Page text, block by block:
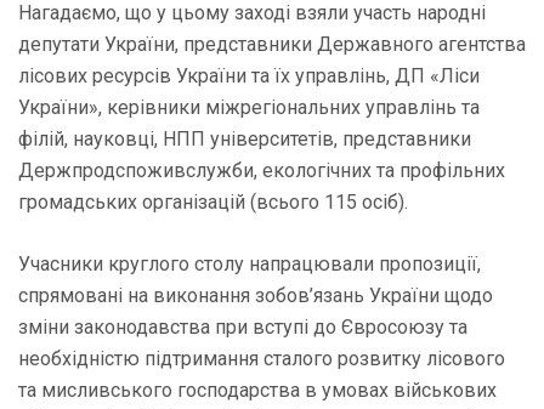
Нагадаємо, що у цьому заході взяли участь народні
депутати України, представники Державного агентства
лісових ресурсів України та їх управлінь, ДП «Ліси
України», керівники міжрегіональних управлінь та
філій, науковці, НПП університетів, представники
Держпродспоживслужби, екологічних та профільних
громадських організацій (всього 115 осіб).
Учасники круглого столу напрацювали пропозиції,
спрямовані на виконання зобов’язань України щодо
зміни законодавства при вступі до Євросоюзу та
необхідністю підтримання сталого розвитку лісового
та мисливського господарства в умовах військових